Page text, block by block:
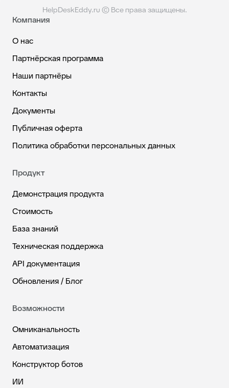
HelpDeskEddy.ru © Все права защищены.
Компания
О нас
Партнёрская программа
Наши партнёры
Контакты
Документы
Публичная оферта
Политика обработки персональных данных
Продукт
Демонстрация продукта
Стоимость
База знаний
Техническая поддержка
API документация
Обновления / Блог
Возможности
Омниканальность
Автоматизация
Конструктор ботов
ИИ